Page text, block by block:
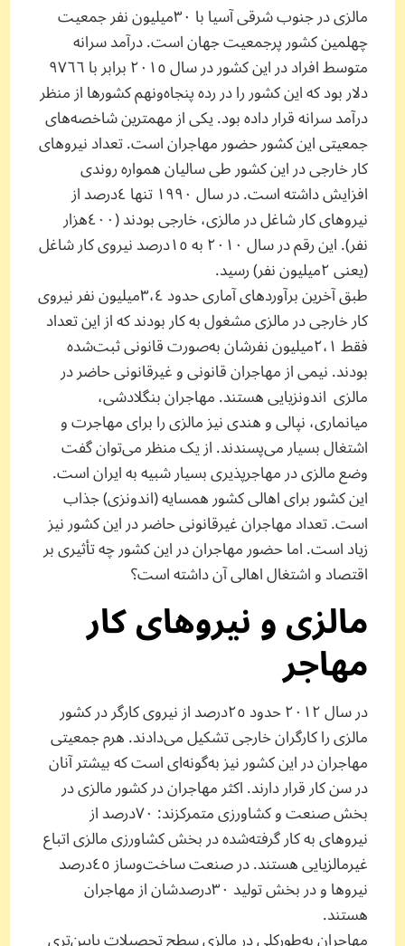
مالزی در جنوب شرقی آسیا با ٣٠‌میلیون نفر جمعیت
چهلمین کشور پرجمعیت جهان است. درآمد سرانه‌
متوسط افراد در این کشور در‌ سال ٢٠١٥ برابر با ٩٧٦٦
دلار بود که این کشور را در رده‌ پنجاه‌ونهم کشورها از منظر
درآمد سرانه قرار داده بود. یکی از مهمترین شاخصه‌های
جمعیتی این کشور حضور مهاجران است. تعداد نیروهای
کار خارجی در این کشور طی سالیان همواره روندی
افزایش داشته است. در ‌سال ١٩٩٠ تنها ٤‌درصد از
نیروهای کار شاغل در مالزی، خارجی بودند (٤٠٠هزار
نفر). این رقم در‌ سال ٢٠١٠ به ١٥‌درصد نیروی کار شاغل
(یعنی ٢‌میلیون نفر) رسید.
طبق آخرین برآوردهای آماری حدود ٣،٤‌میلیون نفر نیروی
کار خارجی در مالزی مشغول به کار بودند که از این تعداد
فقط ٢،١‌میلیون نفرشان به‌صورت قانونی ثبت‌شده
بودند. نیمی از مهاجران قانونی و غیرقانونی حاضر در
مالزی اندونزیایی هستند. مهاجران بنگلادشی،
میانماری، نپالی و هندی نیز مالزی را برای مهاجرت و
اشتغال بسیار می‌پسندند. از یک منظر می‌توان گفت
وضع مالزی در مهاجرپذیری بسیار شبیه به ایران است.
این کشور برای اهالی کشور همسایه (اندونزی) جذاب
است. تعداد مهاجران غیرقانونی حاضر در این کشور نیز
زیاد است. اما حضور مهاجران در این کشور چه تأثیری بر
اقتصاد و اشتغال اهالی آن داشته است؟
مالزی و نیروهای کار
مهاجر
در ‌سال ٢٠١٢ حدود ٢٥‌درصد از نیروی کارگر در کشور
مالزی را کارگران خارجی تشکیل می‌دادند. هرم جمعیتی
مهاجران در این کشور نیز به‌گونه‌ای است که بیشتر آنان
در سن کار قرار دارند. اکثر مهاجران در کشور مالزی در
بخش صنعت و کشاورزی متمرکزند: ٧٠‌درصد از
نیروهای به کار گرفته‌شده در بخش کشاورزی مالزی اتباع
غیرمالزیایی هستند. در صنعت ساخت‌وساز ٤٥‌درصد
نیروها و در بخش تولید ٣٠درصدشان از مهاجران
هستند.